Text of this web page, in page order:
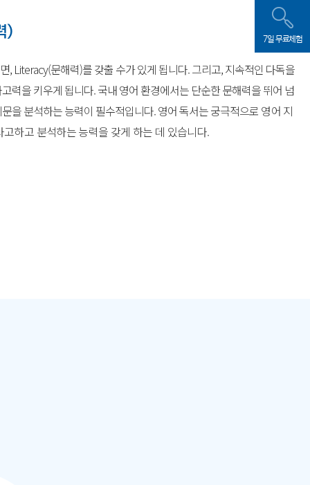
7일 무료체험
)
, Literacy(문해력)를 갖출 수가 있게 됩니다. 그리고, 지속적인 다독을
력을 키우게 됩니다. 국내 영어 환경에서는 단순한 문해력을뛰어 넘
을 분석하는 능력이 필수적입니다. 영어 독서는 궁극적으로 영어 지
하고 분석하는 능력을 갖게 하는 데 있습니다.